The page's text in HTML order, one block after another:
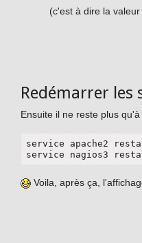
(c'est à dire la valeur
Redémarrer les
Ensuite il ne reste plus
service apache2
service nagios3
Voila, après ça,